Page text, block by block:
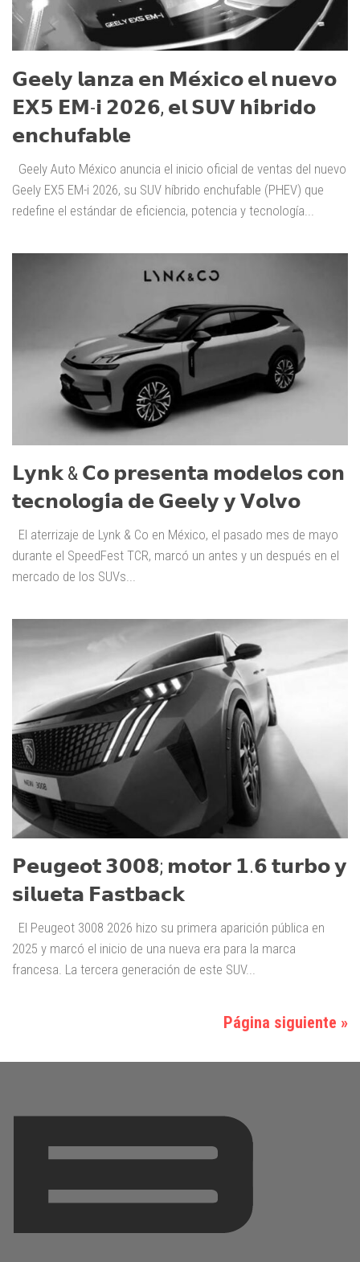
𝗚𝗲𝗲𝗹𝘆 𝗹𝗮𝗻𝘇𝗮 𝗲𝗻 𝗠𝗲́𝘅𝗶𝗰𝗼 𝗲𝗹 𝗻𝘂𝗲𝘃𝗼
𝗘𝗫𝟱 𝗘𝗠-𝗶 𝟮𝟬𝟮𝟲, 𝗲𝗹 𝗦𝗨𝗩 𝗵𝗶́𝗯𝗿𝗶𝗱𝗼
𝗲𝗻𝗰𝗵𝘂𝗳𝗮𝗯𝗹𝗲
Geely Auto México anuncia el inicio oficial de ventas del nuevo
Geely EX5 EM-i 2026, su SUV híbrido enchufable (PHEV) que
redefine el estándar de eficiencia, potencia y tecnología...
𝗟𝘆𝗻𝗸 & 𝗖𝗼 𝗽𝗿𝗲𝘀𝗲𝗻𝘁𝗮 𝗺𝗼𝗱𝗲𝗹𝗼𝘀 𝗰𝗼𝗻
𝘁𝗲𝗰𝗻𝗼𝗹𝗼𝗴𝗶́𝗮 𝗱𝗲 𝗚𝗲𝗲𝗹𝘆 𝘆 𝗩𝗼𝗹𝘃𝗼
El aterrizaje de Lynk & Co en México, el pasado mes de mayo
durante el SpeedFest TCR, marcó un antes y un después en el
mercado de los SUVs...
𝗣𝗲𝘂𝗴𝗲𝗼𝘁 𝟯𝟬𝟬𝟴; 𝗺𝗼𝘁𝗼𝗿 𝟭.𝟲 𝘁𝘂𝗿𝗯𝗼 𝘆
𝘀𝗶𝗹𝘂𝗲𝘁𝗮 𝗙𝗮𝘀𝘁𝗯𝗮𝗰𝗸
El Peugeot 3008 2026 hizo su primera aparición pública en
2025 y marcó el inicio de una nueva era para la marca
francesa. La tercera generación de este SUV...
Página siguiente »